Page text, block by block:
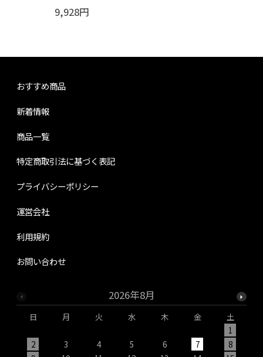
9,928円
おすすめ商品
新着情報
商品一覧
特定商取引法に基づく表記
プライバシーポリシー
運営会社
利用規約
お問い合わせ
2026年8月
日 月 火 水 木 金
土
1
2
3 4 5 6 7
8